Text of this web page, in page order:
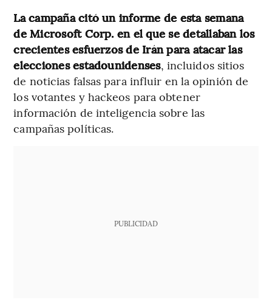
La campaña citó un informe de esta semana
de Microsoft Corp. en el que se detallaban los
crecientes esfuerzos de Irán para atacar las
elecciones estadounidenses, incluidos sitios
de noticias falsas para influir en la opinión de
los votantes y hackeos para obtener
información de inteligencia sobre las
campañas políticas.
PUBLICIDAD